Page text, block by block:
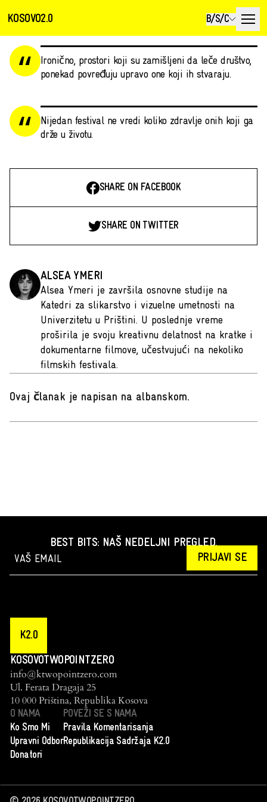
KOSOVO2.0 B/S/C
Ironično, prostori koji su zamišljeni da leče društvo,
ponekad povređuju upravo one koji ih stvaraju.
Nijedan festival ne vredi koliko zdravlje onih koji ga
drže u životu.
SHARE ON FACEBOOK
SHARE ON TWITTER
ALSEA YMERI
Alsea Ymeri je završila osnovne studije na
Katedri za slikarstvo i vizuelne umetnosti na
Univerzitetu u Prištini. U poslednje vreme
proširila je svoju kreativnu delatnost na kratke i
dokumentarne filmove, učestvujući na nekoliko
filmskih festivala.
Ovaj članak je napisan na albanskom.
BEST BITS: NAŠ NEDELJNI PREGLED.
PRIJAVI SE
K2.0
KOSOVOTWOPOINTZERO
info@ktwopointzero.com
Ul. Ferata Dragaja 25
10 000 Priština, Republika Kosova
O NAMA
Ko Smo Mi
Upravni Odbor
Donatori
POVEŽI SE S NAMA
Pravila Komentarisanja
Republikacija Sadržaja K2.0